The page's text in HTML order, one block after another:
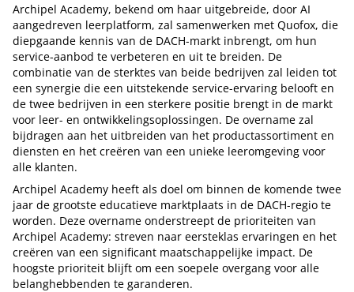
Archipel Academy, bekend om haar uitgebreide, door AI
aangedreven leerplatform, zal samenwerken met Quofox, die
diepgaande kennis van de DACH-markt inbrengt, om hun
service-aanbod te verbeteren en uit te breiden. De
combinatie van de sterktes van beide bedrijven zal leiden tot
een synergie die een uitstekende service-ervaring belooft en
de twee bedrijven in een sterkere positie brengt in de markt
voor leer- en ontwikkelingsoplossingen. De overname zal
bijdragen aan het uitbreiden van het productassortiment en
diensten en het creëren van een unieke leeromgeving voor
alle klanten.
Archipel Academy heeft als doel om binnen de komende twee
jaar de grootste educatieve marktplaats in de DACH-regio te
worden. Deze overname onderstreept de prioriteiten van
Archipel Academy: streven naar eersteklas ervaringen en het
creëren van een significant maatschappelijke impact. De
hoogste prioriteit blijft om een soepele overgang voor alle
belanghebbenden te garanderen.